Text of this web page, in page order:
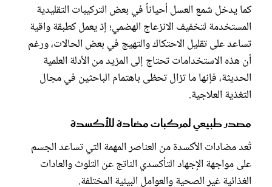
كما يدخل شمع العسل أحياناً في بعض التركيبات التقليدية
المستخدمة لتخفيف الانزعاج الهضمي؛ إذ يعمل كطبقة واقية
تساعد على تقليل الاحتكاك والتهيج في بعض الحالات، ورغم
أن هذه الاستخدامات تحتاج إلى المزيد من الأدلة العلمية
الحديثة، فإنها ما تزال تحظى باهتمام الباحثين في مجال
التغذية العلاجية.
مصدر طبيعي لمركبات مضادة للأكسدة
تُعد مضادات الأكسدة من العناصر المهمة التي تساعد الجسم
على مواجهة الإجهاد التأكسدي الناتج عن التلوث والعادات
الغذائية غير الصحية والعوامل البيئية المختلفة.